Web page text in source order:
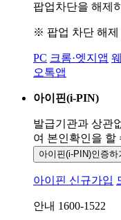
팝업차단을 해제
※ 팝업 차단 해제
PC 크롬·엣지앱
오톡앱
아이핀(i-PIN)
발급기관과 상관
여 본인확인을 할
아이핀(i-PIN)인증하
아이핀 신규가입
안내 1600-1522